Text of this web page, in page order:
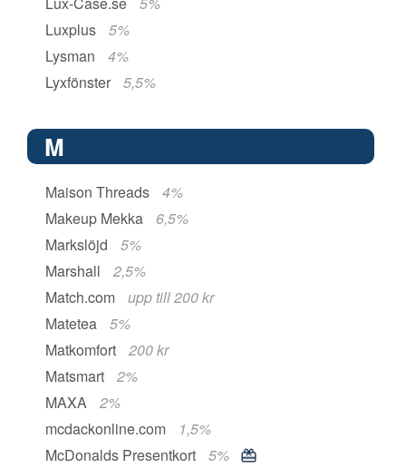
Luxplus
5%
Lysman
4%
Lyxfönster
5,5%
M
Maison Threads
4%
Makeup Mekka
6,5%
Markslöjd
5%
Marshall
2,5%
Match.com
upp till 200 kr
Matetea
5%
Matkomfort
200 kr
Matsmart
2%
MAXA
2%
mcdackonline.com
1,5%
McDonalds Presentkort
5%